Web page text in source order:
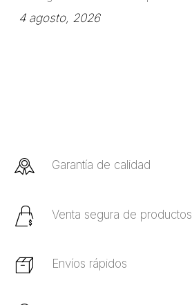
4 agosto, 2026
Garantía de calidad
Venta segura de productos
Envíos rápidos